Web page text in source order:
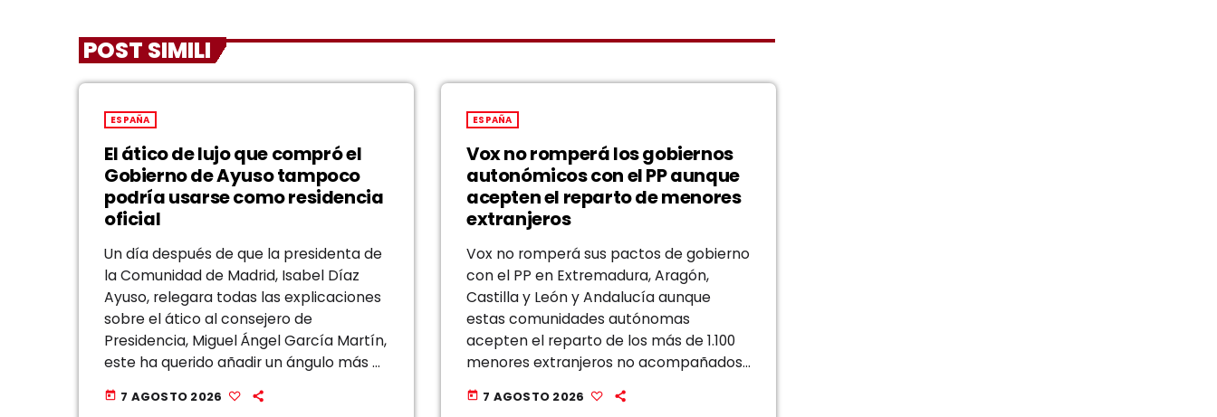
POST SIMILI
ESPAÑA
El ático de lujo que compró el
Gobierno de Ayuso tampoco
podría usarse como residencia
oficial
Un día después de que la presidenta de
la Comunidad de Madrid, Isabel Díaz
Ayuso, relegara todas las explicaciones
sobre el ático al consejero de
Presidencia, Miguel Ángel García Martín,
este ha querido añadir un ángulo más a
juicio, se está pasando por […]
today 7 AGOSTO 2026
ESPAÑA
Vox no romperá los gobiernos
autonómicos con el PP aunque
acepten el reparto de menores
extranjeros
Vox no romperá sus pactos de gobierno
con el PP en Extremadura, Aragón,
Castilla y León y Andalucía aunque
estas comunidades autónomas
acepten el reparto de los más de 1.100
menores extranjeros no acompañados
creces la capacidad de acogida de la
today 7 AGOSTO 2026